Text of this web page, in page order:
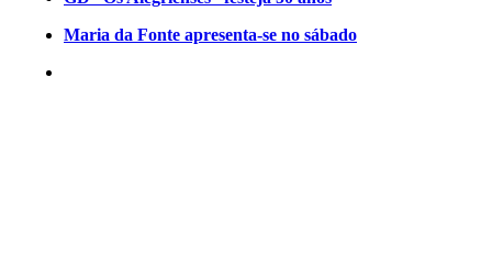
Maria da Fonte apresenta-se no sábado